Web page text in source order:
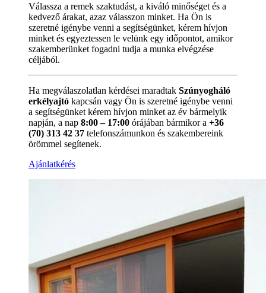
Válassza a remek szaktudást, a kiváló minőséget és a
kedvező árakat, azaz válasszon minket. Ha Ön is
szeretné igénybe venni a segítségünket, kérem hívjon
minket és egyeztessen le velünk egy időpontot, amikor
szakemberünket fogadni tudja a munka elvégzése
céljából.
Ha megválaszolatlan kérdései maradtak Szúnyogháló
erkélyajtó kapcsán vagy Ön is szeretné igénybe venni
a segítségünket kérem hívjon minket az év bármelyik
napján, a nap 8:00 – 17:00 órájában bármikor a +36
(70) 313 42 37 telefonszámunkon és szakembereink
örömmel segítenek.
Ajánlatkérés